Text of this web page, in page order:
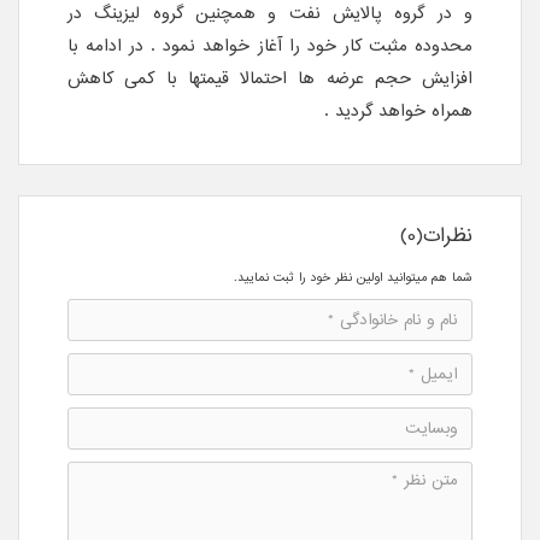
و در گروه پالایش نفت و همچنین گروه لیزینگ در
محدوده مثبت کار خود را آغاز خواهد نمود . در ادامه با
افزایش حجم عرضه ها احتمالا قیمتها با کمی کاهش
همراه خواهد گردید .
نظرات(0)
شما هم میتوانید اولین نظر خود را ثبت نمایید.